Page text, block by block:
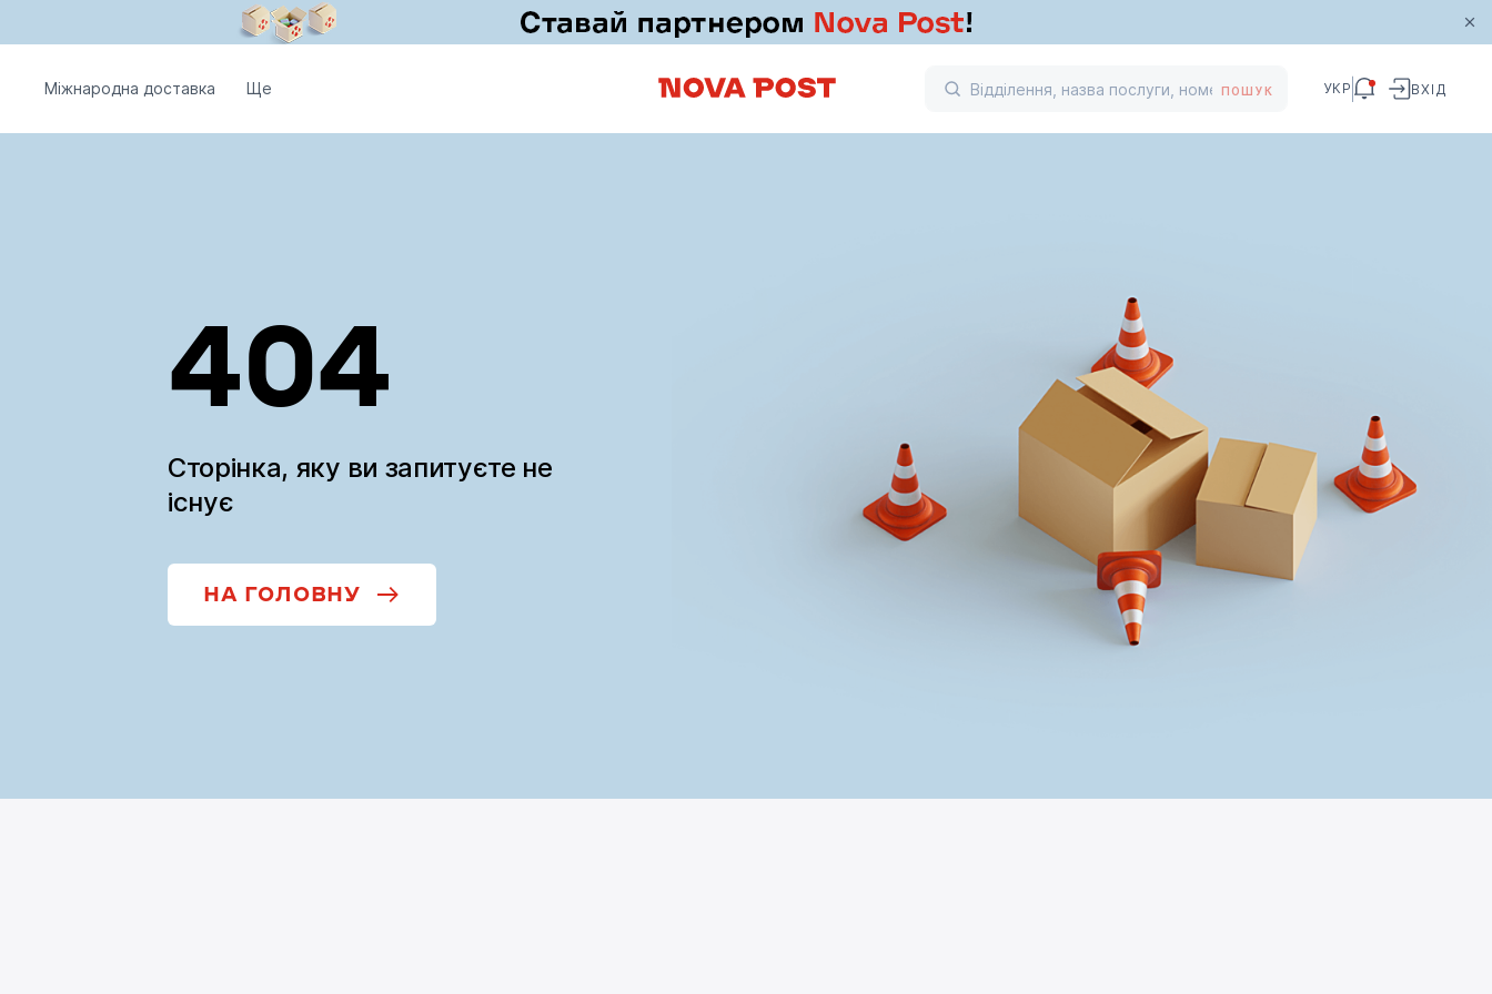
Міжнародна доставка Ще ПОШУК УКР ВХІД
404
Сторінка, яку ви запитуєте не
існує
НА ГОЛОВНУ